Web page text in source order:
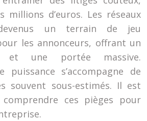
millions d’euros. Les réseaux
un terrain de jeu
les annonceurs, offrant un
et une portée massive.
puissance s’accompagne de
souvent sous-estimés. Il est
ces pièges pour